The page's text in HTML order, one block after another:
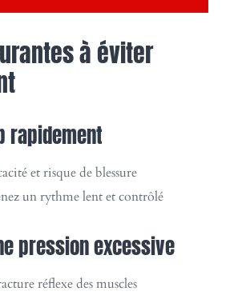
à éviter
rapidement
et risque de blessure
un rythme lent et contrôlé
pression excessive
réflexe des muscles